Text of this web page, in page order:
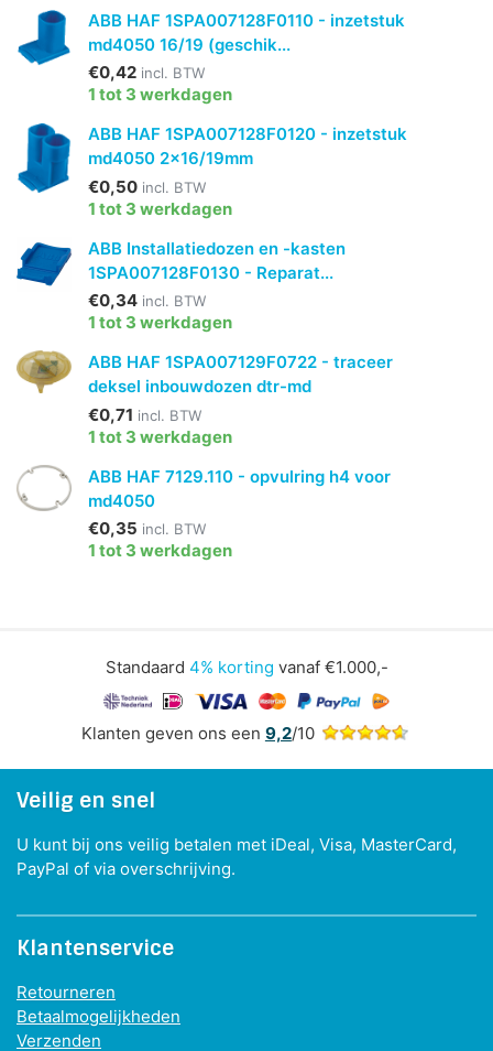
ABB HAF 1SPA007128F0110 - inzetstuk
md4050 16/19 (geschik...
€0,42 incl. BTW
1 tot 3 werkdagen
ABB HAF 1SPA007128F0120 - inzetstuk
md4050 2x16/19mm
€0,50 incl. BTW
1 tot 3 werkdagen
ABB Installatiedozen en -kasten
1SPA007128F0130 - Reparat...
€0,34 incl. BTW
1 tot 3 werkdagen
ABB HAF 1SPA007129F0722 - traceer
deksel inbouwdozen dtr-md
€0,71 incl. BTW
1 tot 3 werkdagen
ABB HAF 7129.110 - opvulring h4 voor
md4050
€0,35 incl. BTW
1 tot 3 werkdagen
Standaard 4% korting vanaf €1.000,-
Klanten geven ons een 9,2/10
Veilig en snel
U kunt bij ons veilig betalen met iDeal, Visa, MasterCard,
PayPal of via overschrijving.
Klantenservice
Retourneren
Betaalmogelijkheden
Verzenden